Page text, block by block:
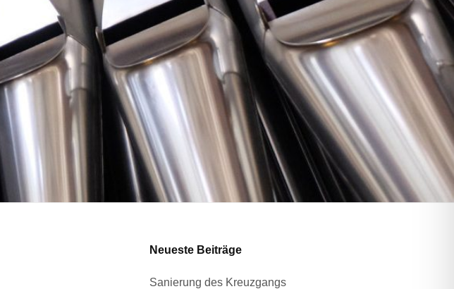
Neueste Beiträge
Sanierung des Kreuzgangs